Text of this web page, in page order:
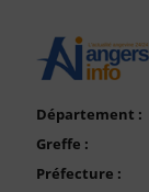
FAQ
Nous Contacter
Compte PRO
Département :
Greffe :
Préfecture :